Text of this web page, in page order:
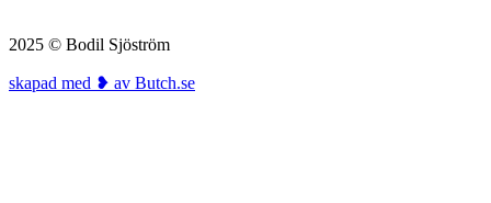
2025 © Bodil Sjöström
skapad med ❥ av Butch.se